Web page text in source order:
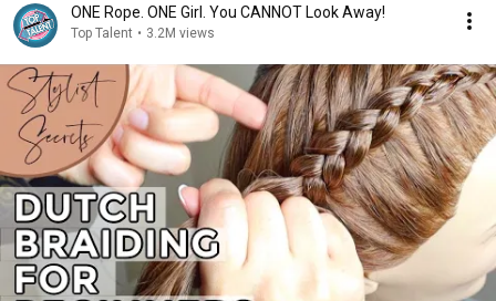
ONE Rope. ONE Girl. You CANNOT Look Away!
Top Talent • 3.2M views